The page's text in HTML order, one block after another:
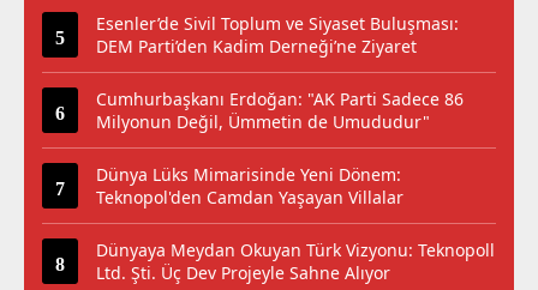
Esenler’de Sivil Toplum ve Siyaset Buluşması:
DEM Parti’den Kadim Derneği’ne Ziyaret
Cumhurbaşkanı Erdoğan: "AK Parti Sadece 86
Milyonun Değil, Ümmetin de Umududur"
Dünya Lüks Mimarisinde Yeni Dönem:
Teknopol'den Camdan Yaşayan Villalar
Dünyaya Meydan Okuyan Türk Vizyonu: Teknopoll
Ltd. Şti. Üç Dev Projeyle Sahne Alıyor